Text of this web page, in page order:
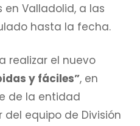
Valladolid, a las
hasta la fecha.
realizar el nuevo
y fáciles”, en
de la entidad
equipo de División